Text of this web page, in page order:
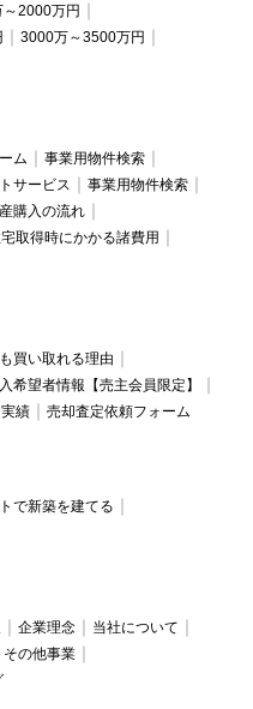
～2000万円
3000万～3500万円
ム
事業用物件検索
サービス
事業用物件検索
購入の流れ
取得時にかかる諸費用
買い取れる理由
希望者情報【売主会員限定】
績 売却査定依頼フォーム
で新築を建てる
企業理念
当社について
その他事業